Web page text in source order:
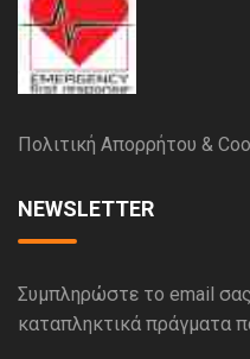
Πολιτική Απορρήτου &
NEWSLETTER
Συμπληρώστε το email
καταπληκτικά πράγματα